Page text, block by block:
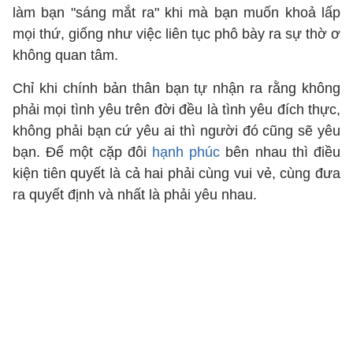
làm bạn "sáng mắt ra" khi mà bạn muốn khoả lấp
mọi thứ, giống như việc liên tục phô bày ra sự thờ ơ
không quan tâm.
Chỉ khi chính bản thân bạn tự nhận ra rằng không
phải mọi tình yêu trên đời đều là tình yêu đích thực,
không phải bạn cứ yêu ai thì người đó cũng sẽ yêu
bạn. Để một cặp đôi hạnh phúc bên nhau thì điều
kiện tiên quyết là cả hai phải cùng vui vẻ, cùng đưa
ra quyết định và nhất là phải yêu nhau.